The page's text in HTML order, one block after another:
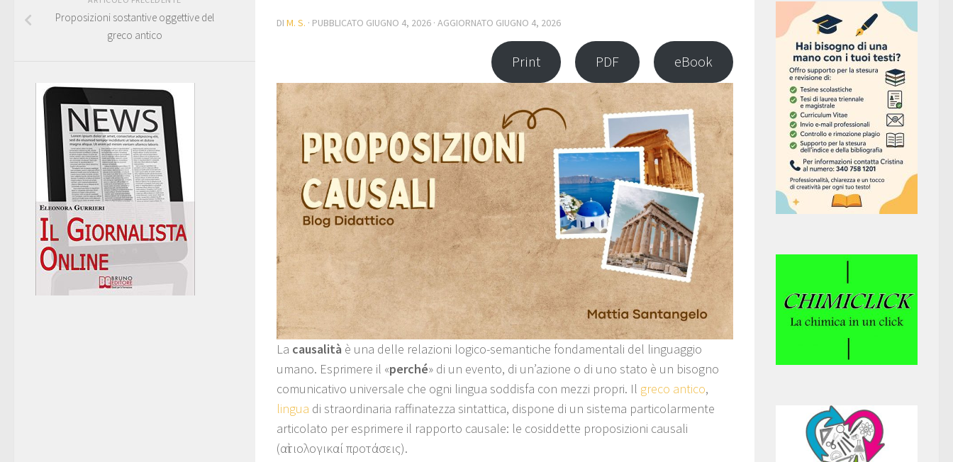
DI M. S. · PUBBLICATO GIUGNO 4, 2026 · AGGIORNATO GIUGNO 4, 2026
Print PDF eBook
La causalità è una delle relazioni logico-semantiche fondamentali del linguaggio
umano. Esprimere il «perché» di un evento, di un’azione o di uno stato è un bisogno
comunicativo universale che ogni lingua soddisfa con mezzi propri. Il greco antico,
lingua di straordinaria raffinatezza sintattica, dispone di un sistema particolarmente
articolato per esprimere il rapporto causale: le cosiddette proposizioni causali
(αἰτιολογικαί προτάσεις).
Proposizioni sostantive oggettive del
greco antico